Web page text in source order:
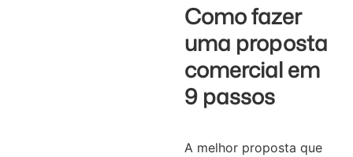
Como fazer
uma proposta
comercial em
9 passos
A melhor proposta que